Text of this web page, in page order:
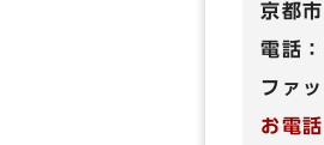
京都
電話：
ファッ
お電